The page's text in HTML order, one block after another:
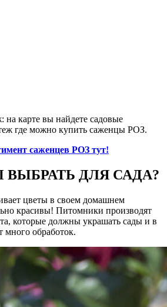
карте вы найдете садовые
где можно купить саженцы РОЗ.
саженцев РОЗ тут!
ДЛЯ САДА?
цветы в своем домашнем
красивы! Питомники производят
которые должны украшать сады и в
много обработок.